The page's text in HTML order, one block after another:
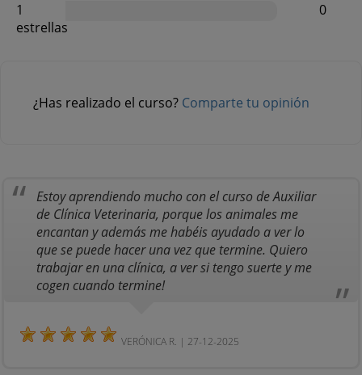
1
estrellas
0
¿Has realizado el curso? Comparte tu opinión
Estoy aprendiendo mucho con el curso de Auxiliar
de Clínica Veterinaria, porque los animales me
encantan y además me habéis ayudado a ver lo
que se puede hacer una vez que termine. Quiero
trabajar en una clínica, a ver si tengo suerte y me
cogen cuando termine!
VERÓNICA R. | 27-12-2025